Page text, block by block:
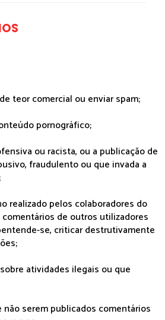
teor comercial ou enviar spam;
pornográfico;
ou racista, ou a publicação de
fraudulento ou que invada a
realizado pelos colaboradores do
de outros utilizadores
se, criticar destrutivamente
atividades ilegais ou que
serem publicados comentários